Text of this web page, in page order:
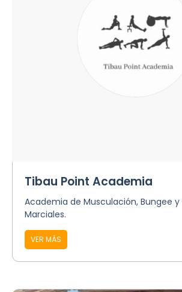
Tibau Point Academia
Academia de Musculación, Bungee y
Marciales.
VER MÁS